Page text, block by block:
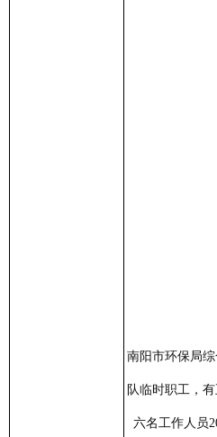
南阳市环保局综
队临时职工，有
六名工作人员